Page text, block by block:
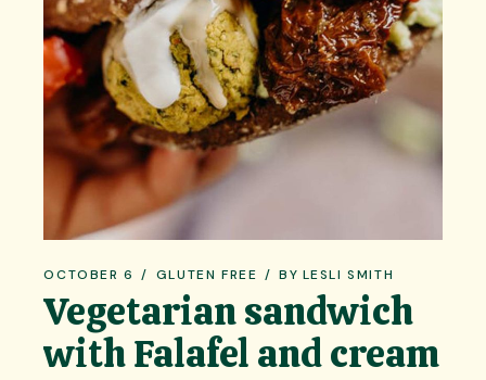
OCTOBER 6 GLUTEN FREE BY LESLI SMITH
Vegetarian sandwich
with Falafel and cream